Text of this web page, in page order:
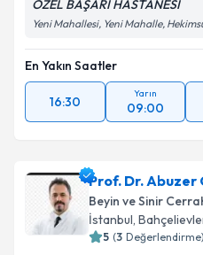
ÖZEL BAŞARI HASTANESİ
Yeni Mahallesi, Yeni Mahalle,
En Yakın Saatler
16:30
Yarın
09:00
Prof. Dr. Abuzer
Beyin ve Sinir
İstanbul,
5 (3 Değerlendirme)